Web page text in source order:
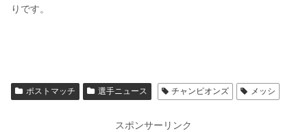
りです。
ポストマッチ 選手ニュース チャンピオンズ メッシ
スポンサーリンク